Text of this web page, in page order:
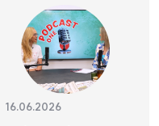
16.06.2026